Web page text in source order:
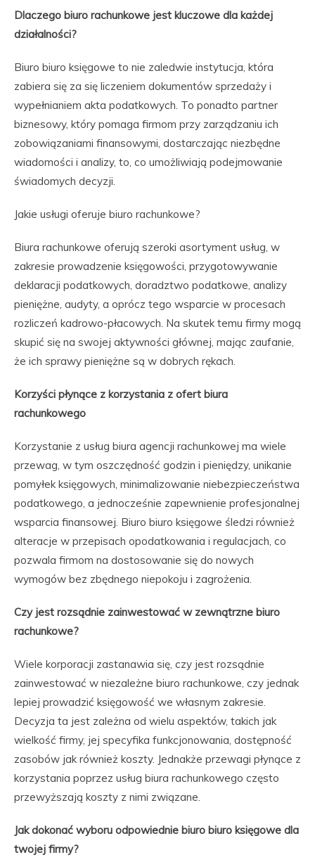
Dlaczego biuro rachunkowe jest kluczowe dla każdej
działalności?
Biuro biuro księgowe to nie zaledwie instytucja, która
zabiera się za się liczeniem dokumentów sprzedaży i
wypełnianiem akta podatkowych. To ponadto partner
biznesowy, który pomaga firmom przy zarządzaniu ich
zobowiązaniami finansowymi, dostarczając niezbędne
wiadomości i analizy, to, co umożliwiają podejmowanie
świadomych decyzji.
Jakie usługi oferuje biuro rachunkowe?
Biura rachunkowe oferują szeroki asortyment usług, w
zakresie prowadzenie księgowości, przygotowywanie
deklaracji podatkowych, doradztwo podatkowe, analizy
pieniężne, audyty, a oprócz tego wsparcie w procesach
rozliczeń kadrowo-płacowych. Na skutek temu firmy mogą
skupić się na swojej aktywności głównej, mając zaufanie,
że ich sprawy pieniężne są w dobrych rękach.
Korzyści płynące z korzystania z ofert biura
rachunkowego
Korzystanie z usług biura agencji rachunkowej ma wiele
przewag, w tym oszczędność godzin i pieniędzy, unikanie
pomyłek księgowych, minimalizowanie niebezpieczeństwa
podatkowego, a jednocześnie zapewnienie profesjonalnej
wsparcia finansowej. Biuro biuro księgowe śledzi również
alteracje w przepisach opodatkowania i regulacjach, co
pozwala firmom na dostosowanie się do nowych
wymogów bez zbędnego niepokoju i zagrożenia.
Czy jest rozsądnie zainwestować w zewnątrzne biuro
rachunkowe?
Wiele korporacji zastanawia się, czy jest rozsądnie
zainwestować w niezależne biuro rachunkowe, czy jednak
lepiej prowadzić księgowość we własnym zakresie.
Decyzja ta jest zależna od wielu aspektów, takich jak
wielkość firmy, jej specyfika funkcjonowania, dostępność
zasobów jak również koszty. Jednakże przewagi płynące z
korzystania poprzez usług biura rachunkowego często
przewyższają koszty z nimi związane.
Jak dokonać wyboru odpowiednie biuro biuro księgowe dla
twojej firmy?